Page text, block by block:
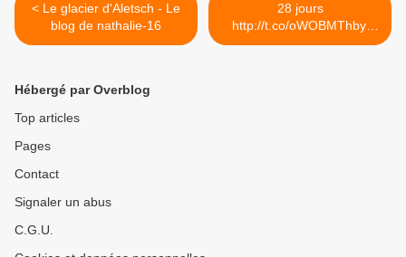
< Le glacier d'Aletsch - Le
blog de nathalie-16
28 jours
http://t.co/oWOBMThbyj
#NordicWalking >
Hébergé par Overblog
Top articles
Pages
Contact
Signaler un abus
C.G.U.